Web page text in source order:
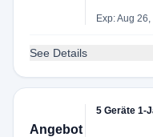
Exp: Aug
See Details
Angebot
5 Geräte 1-